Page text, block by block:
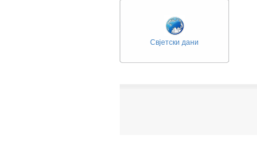
Свјетски дани